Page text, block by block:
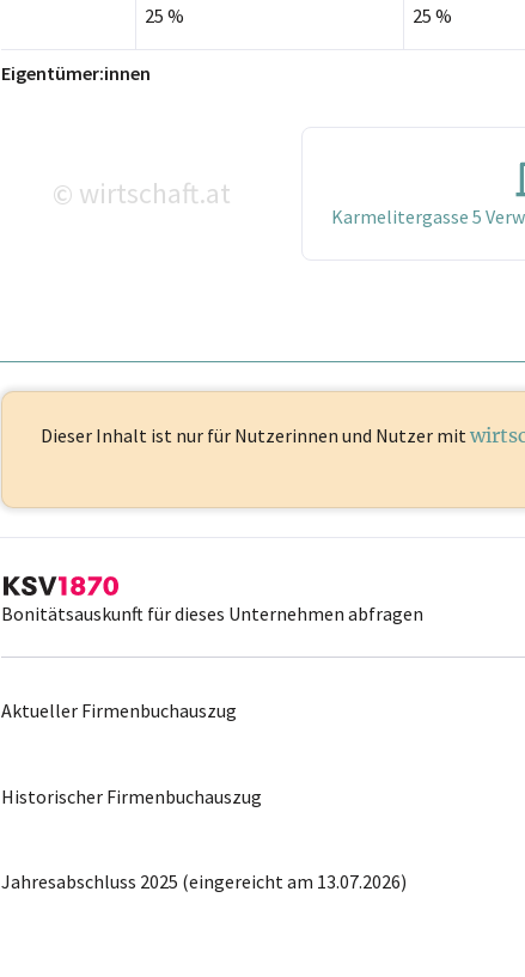
25 % 25 %
Eigentümer:innen
© wirtschaft.at
Karmelitergasse 5
Dieser Inhalt ist nur für Nutzerinnen und Nutzer mit
Bonitätsauskunft für dieses Unternehmen abfragen
Aktueller Firmenbuchauszug
Historischer Firmenbuchauszug
Jahresabschluss 2025 (eingereicht am 13.07.2026)